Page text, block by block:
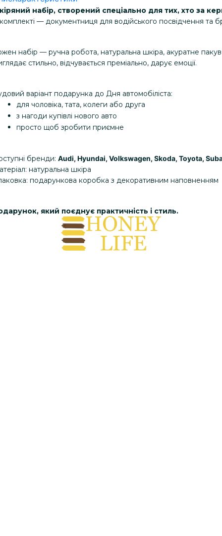
набір, створений спеціально для тих, хто за
— документниця для водійського посвідчення та
набір — ручна робота, натуральна шкіра, акуратне
стильно, відчувається преміально, дарує емоції.
варіант подарунка до Дня автомобіліста:
для чоловіка, тата, колеги або друга
з нагоди купівлі нового авто
просто щоб зробити приємне
бренди: Audi, Hyundai, Volkswagen, Skoda, Toyota,
натуральна шкіра
подарункова коробка з декоративним наповненням
який поєднує практичність і стиль.